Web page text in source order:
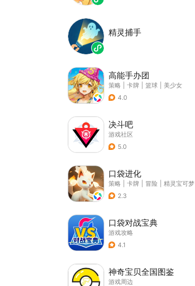
精灵捕手
高能手办团
策略 卡牌 篮球
美少女
4.0
决斗吧
游戏社区
5.0
口袋进化
策略 卡牌 冒险
精灵宝可梦
2.3
口袋对战宝典
游戏攻略
4.1
神奇宝贝全国图鉴
游戏周边